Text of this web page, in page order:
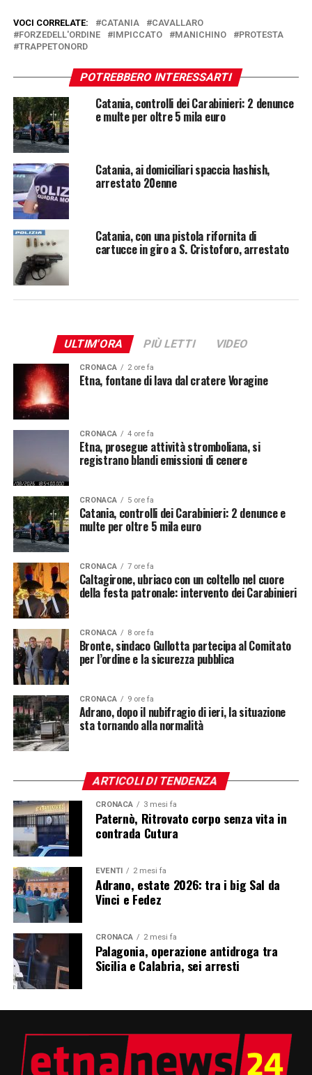
VOCI CORRELATE: CATANIA
CAVALLARO
FORZEDELL'ORDINE
IMPICCATO MANICHINO
PROTESTA
TRAPPETONORD
POTREBBERO INTERESSARTI
Catania, controlli dei Carabinieri: 2 denunce
e multe per oltre 5 mila euro
Catania, ai domiciliari spaccia hashish,
arrestato 20enne
Catania, con una pistola rifornita di
cartucce in giro a S. Cristoforo, arrestato
ULTIM'ORA PIÙ LETTI VIDEO
CRONACA 2 ore fa
Etna, fontane di lava dal cratere Voragine
CRONACA 4 ore fa
Etna, prosegue attività stromboliana, si
registrano blandi emissioni di cenere
CRONACA 5 ore fa
Catania, controlli dei Carabinieri: 2 denunce e
multe per oltre 5 mila euro
CRONACA 7 ore fa
Caltagirone, ubriaco con un coltello nel cuore
della festa patronale: intervento dei Carabinieri
CRONACA 8 ore fa
Bronte, sindaco Gullotta partecipa al Comitato
per l’ordine e la sicurezza pubblica
CRONACA 9 ore fa
Adrano, dopo il nubifragio di ieri, la situazione
sta tornando alla normalità
ARTICOLI DI TENDENZA
CRONACA 3 mesi fa
Paternò, Ritrovato corpo senza vita in
contrada Cutura
EVENTI 2 mesi fa
Adrano, estate 2026: tra i big Sal da
Vinci e Fedez
CRONACA 2 mesi fa
Palagonia, operazione antidroga tra
Sicilia e Calabria, sei arresti